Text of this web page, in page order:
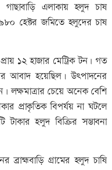
গাছাবাড়ি এলাকায় হলুদ চাষ
হেক্টর জমিতে হলুদের চাষ
১২ হাজার মেট্রিক টন। গত
আবাদ হয়েছিল। উৎপাদনের
লক্ষমাত্রার চেয়ে অনেক বেশি
প্রাকৃতিক বিপর্যয় না ঘটলে
হলুদ বিক্রির সম্ভাবনা
ব্রাহ্মবাড়ি গ্রামের হলুদ চাষি